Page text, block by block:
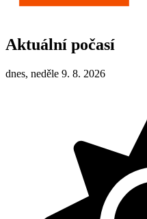
Aktuální počasí
dnes, neděle 9. 8. 2026